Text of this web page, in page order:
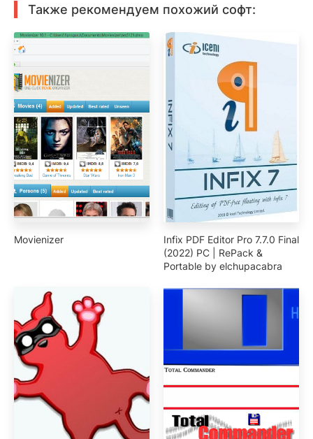
Также рекомендуем похожий софт:
Movienizer
Infix PDF Editor Pro 7.7.0 Final
(2022) PC | RePack &
Portable by elchupacabra